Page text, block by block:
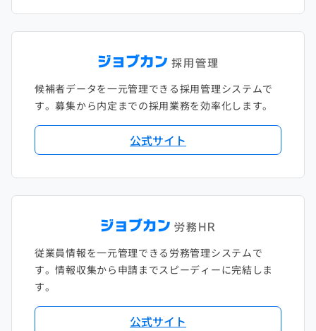
候補者データを一元管理できる採用管理システムで
す。募集から内定までの採用業務を効率化します。
公式サイト
従業員情報を一元管理できる労務管理システムで
す。情報収集から申請までスピーディーに完結しま
す。
公式サイト